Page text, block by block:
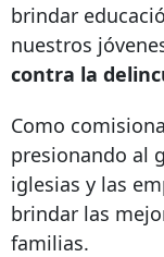
brindar
nuestros
contra la
Como
presionando al
iglesias y las
brindar las
familias.